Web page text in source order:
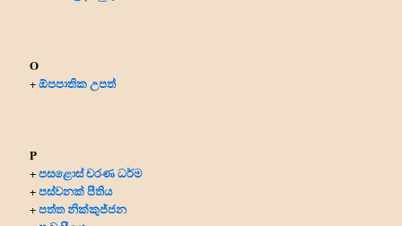
O
+ඕපපාතික උපත්
P
+පසළොස් චරණ ධර්ම
+පස්වනක් පීතිය
+පත්ත නික්කුජ්ජන